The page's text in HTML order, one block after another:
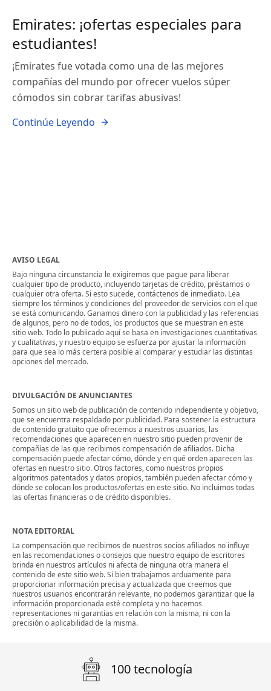
Emirates: ¡ofertas especiales para
estudiantes!
¡Emirates fue votada como una de las mejores
compañías del mundo por ofrecer vuelos súper
cómodos sin cobrar tarifas abusivas!
Continúe Leyendo
AVISO LEGAL
Bajo ninguna circunstancia le exigiremos que pague para liberar
cualquier tipo de producto, incluyendo tarjetas de crédito, préstamos o
cualquier otra oferta. Si esto sucede, contáctenos de inmediato. Lea
siempre los términos y condiciones del proveedor de servicios con el que
se está comunicando. Ganamos dinero con la publicidad y las referencias
de algunos, pero no de todos, los productos que se muestran en este
sitio web. Todo lo publicado aquí se basa en investigaciones cuantitativas
y cualitativas, y nuestro equipo se esfuerza por ajustar la información
para que sea lo más certera posible al comparar y estudiar las distintas
opciones del mercado.
DIVULGACIÓN DE ANUNCIANTES
Somos un sitio web de publicación de contenido independiente y objetivo,
que se encuentra respaldado por publicidad. Para sostener la estructura
de contenido gratuito que ofrecemos a nuestros usuarios, las
recomendaciones que aparecen en nuestro sitio pueden provenir de
compañías de las que recibimos compensación de afiliados. Dicha
compensación puede afectar cómo, dónde y en qué orden aparecen las
ofertas en nuestro sitio. Otros factores, como nuestros propios
algoritmos patentados y datos propios, también pueden afectar cómo y
dónde se colocan los productos/ofertas en este sitio. No incluimos todas
las ofertas financieras o de crédito disponibles.
NOTA EDITORIAL
La compensación que recibimos de nuestros socios afiliados no influye
en las recomendaciones o consejos que nuestro equipo de escritores
brinda en nuestros artículos ni afecta de ninguna otra manera el
contenido de este sitio web. Si bien trabajamos arduamente para
proporcionar información precisa y actualizada que creemos que
nuestros usuarios encontrarán relevante, no podemos garantizar que la
información proporcionada esté completa y no hacemos
representaciones ni garantías en relación con la misma, ni con la
precisión o aplicabilidad de la misma.
100 tecnología